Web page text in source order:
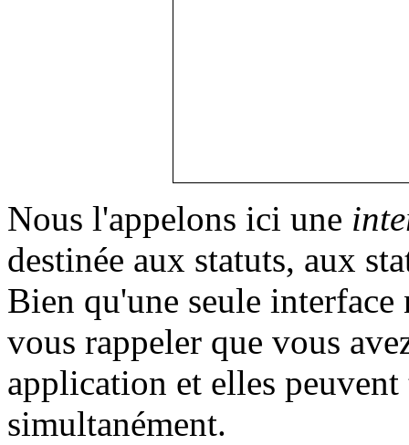
Nous l'appelons ici une
destinée aux statuts, aux
Bien qu'une seule
vous rappeler que vous
application et elles
simultanément.